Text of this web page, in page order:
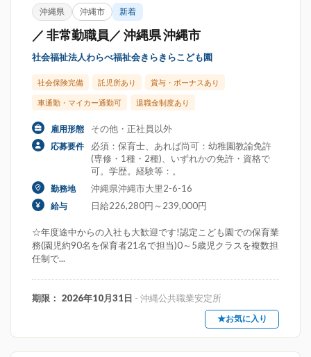
沖縄県 沖縄市 新着
／ 非常勤職員／ 沖縄県 沖縄市
社会福祉法人わらべ福祉会きらきらこども園
社会保険完備 託児所あり 賞与・ボーナスあり
車通勤・マイカー通勤可 退職金制度あり
雇用形態 その他・正社員以外
応募要件
必須：保育士、あれば尚可：幼稚園教諭免許
(専修・1種・2種)、いずれかの免許・資格で
可。学歴。経験等：。
勤務地 沖縄県沖縄市大里2-6-16
給与 日給226,280円～239,000円
☆年度途中からの入社も大歓迎です!認定こども園での保育業
務(園児約90名を保育者21名で担当)0～5歳児クラスを複数担
任制で...
期限： 2026年10月31日 - 沖縄公共職業安定所
★お気に入り